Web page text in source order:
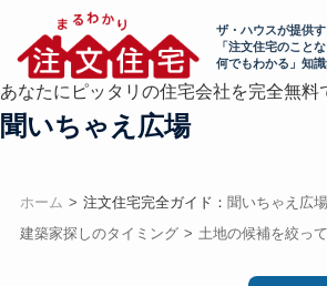
ザ・ハウスが提供す
「注文住宅のこと
何でもわかる」知
あなたにピッタリの住宅会社を完全無料
聞いちゃえ広場
ホーム 注文住宅完全ガイド： 聞いちゃえ広場
建築家探しのタイミング
土地の候補を絞っ